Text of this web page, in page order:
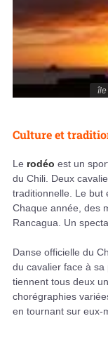
île
Culture et
Le rodéo est un
du Chili. Deux
traditionnelle. Le but
Chaque année, des
Rancagua. Un
Danse officielle du
du cavalier face à
tiennent tous deux
chorégraphies
en tournant sur eux-